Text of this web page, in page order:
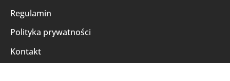
Regulamin
Polityka prywatności
Kontakt